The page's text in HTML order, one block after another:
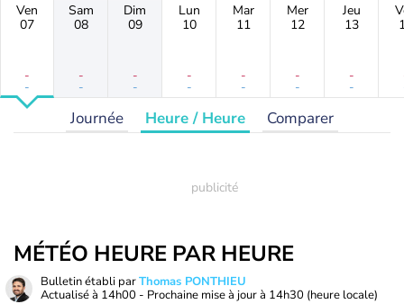
Ven
07
-
-
Sam
08
-
-
Dim
09
-
-
Lun
10
-
-
Mar
11
-
-
Mer
12
-
-
Jeu
13
-
-
Journée Heure / Heure Comparer
MÉTÉO HEURE PAR HEURE
Bulletin établi parThomas PONTHIEU
Actualisé à 14h00 - Prochaine mise à jour à 14h30 (heure locale)